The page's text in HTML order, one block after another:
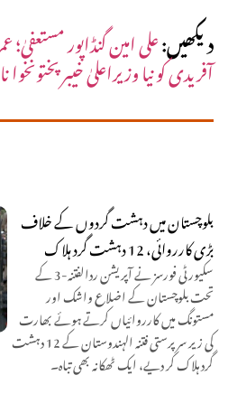
دیکھیں:علی امین گنڈاپور
آفریدی کو نیا وزیراعلیٰ خیبرپختونخوا
بلوچستان میں دہشت گردوں کے خلاف
بڑی کارروائی، 12 دہشت گرد ہلاک
سکیورٹی فورسز نے آپریشن ردالفتنہ-3 کے
تحت بلوچستان کے اضلاع واشک اور
مستونگ میں کارروائیاں کرتے ہوئے بھارت
کی زیر سرپرستی فتنہ الہندوستان کے 12 دہشت
گرد ہلاک کر دیے، ایک ٹھکانہ بھی تباہ۔